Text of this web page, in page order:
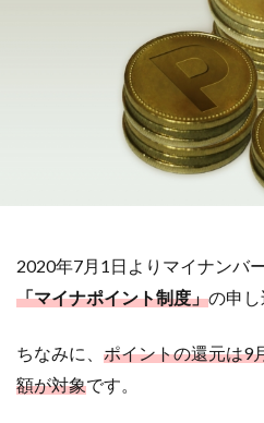
2020年7月1日よりマイナンバ
「マイナポイント制度」の申し
ちなみに、 ポイントの還元は9
額が対象です。
在
心理学 投
株式投資
楽天 生
証券口座 賃
検索